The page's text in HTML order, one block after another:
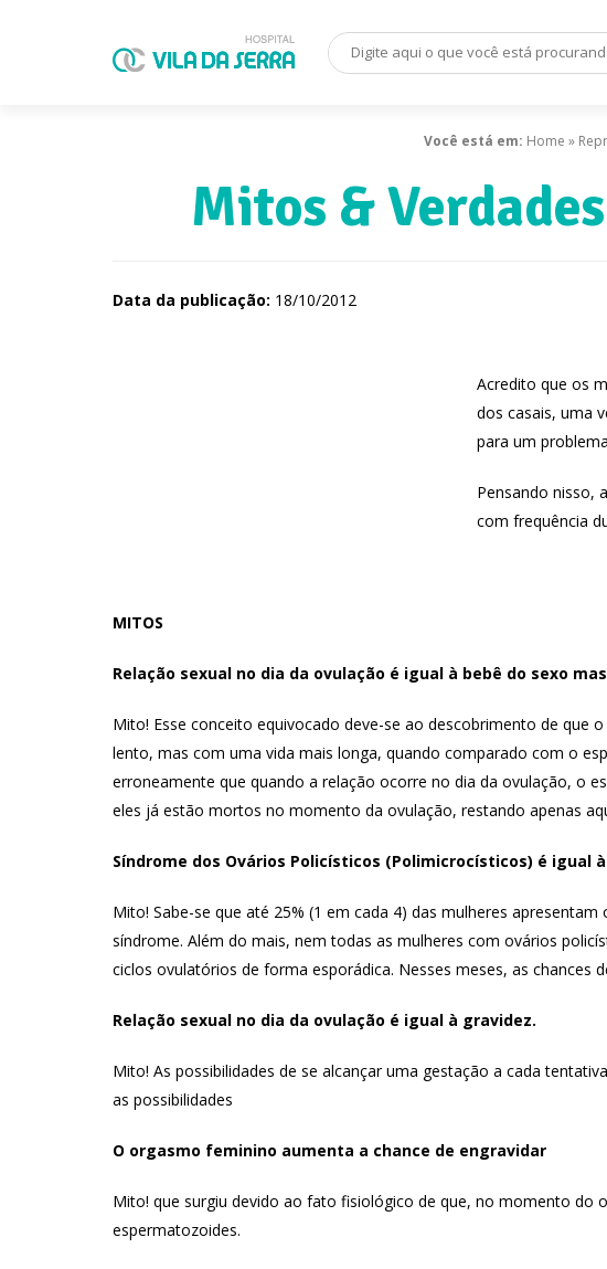
Você está em: Home »
Mitos &
Data da publicação: 18/10/2012
Acredito que os
dos casais, uma
para um
Pensando nisso,
com frequência
MITOS
Relação sexual no dia da ovulação é igual à bebê do sexo
Mito! Esse conceito equivocado deve-se ao descobrimento de
lento, mas com uma vida mais longa, quando comparado com o
erroneamente que quando a relação ocorre no dia da ovulação, o
eles já estão mortos no momento da ovulação, restando apenas
Síndrome dos Ovários Policísticos (Polimicrocísticos) é igual
Mito! Sabe-se que até 25% (1 em cada 4) das mulheres
síndrome. Além do mais, nem todas as mulheres com ovários
ciclos ovulatórios de forma esporádica. Nesses meses, as chances
Relação sexual no dia da ovulação é igual à gravidez.
Mito! As possibilidades de se alcançar uma gestação a cada
as possibilidades
O orgasmo feminino aumenta a chance de engravidar
Mito! que surgiu devido ao fato fisiológico de que, no momento do
espermatozoides.